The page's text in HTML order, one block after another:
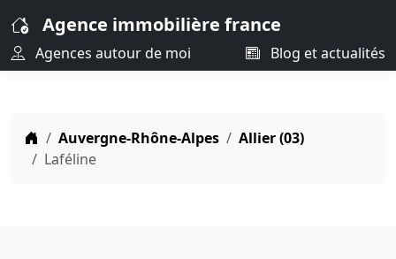
Agence immobilière france
Agences autour de moi Blog et actualités
Auvergne-Rhône-Alpes
Allier (03)
Laféline